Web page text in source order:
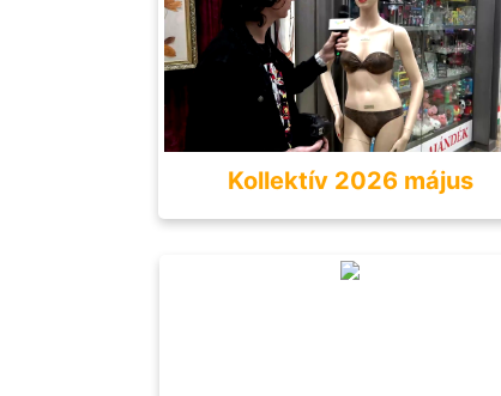
Kollektív 2026 május